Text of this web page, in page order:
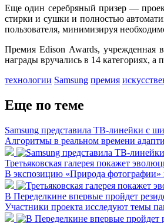
Еще один серебряный призер —
стирки и сушки и полностью
пользователя, минимизируя
Премия Edison Awards, учрежденная
награды вручались в 14 категориях,
технологии Samsung премия
Еще по теме
Samsung представила ТВ-линейки с
Алгоритмы в реальном времени
Третьяковская галерея покажет
В экспозицию «Природа фотографии»
В Переделкине впервые пройдет
Участники проекта исследуют темы